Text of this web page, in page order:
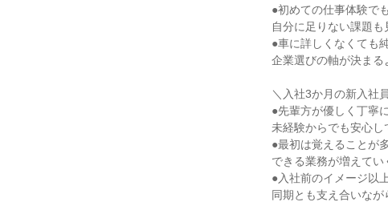
●初めての仕事体験で
自分に足りない課題も
●車に詳しくなくても
企業選びの軸が決まる
＼入社3か月の新入社
●先輩方が優しく丁寧
未経験からでも安心し
●最初は覚えることが
できる業務が増えてい
●入社前のイメージ以
同期とも支え合いな